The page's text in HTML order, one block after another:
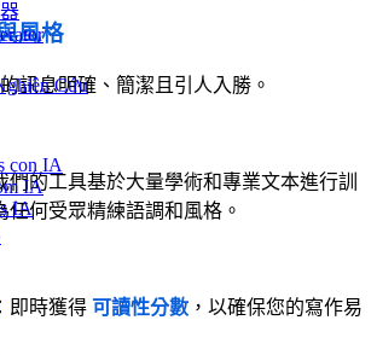
Cứu
con IA
IA
IA
風格
訊息明確、簡潔且引人入勝。
們的工具基於大量學術和專業文本進行訓
任何受眾精練語調和風格。
即時獲得 可讀性分數 ，以確保您的寫作易